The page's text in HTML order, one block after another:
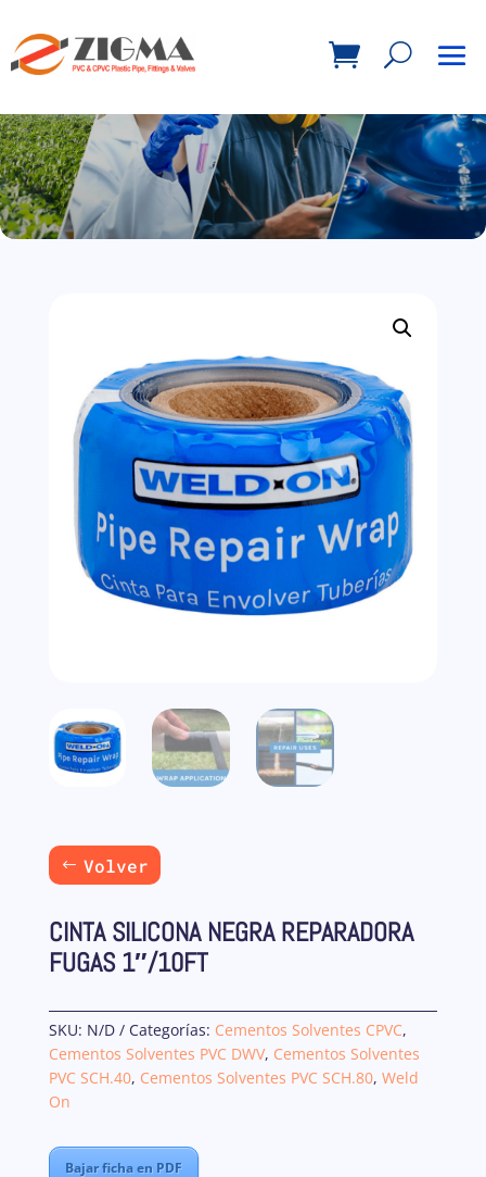
Volver
CINTA SILICONA NEGRA REPARADORA
FUGAS 1″/10FT
SKU: N/D Categorías: Cementos Solventes CPVC,
Cementos Solventes PVC DWV, Cementos Solventes
PVC SCH.40, Cementos Solventes PVC SCH.80, Weld
On
Bajar ficha en PDF